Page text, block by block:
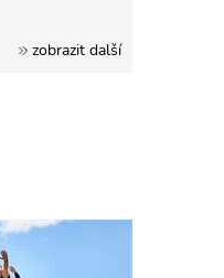
zobrazit další